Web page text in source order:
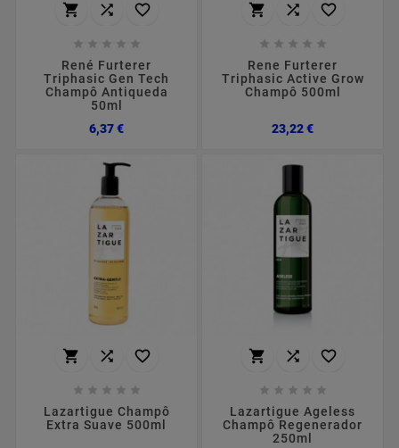
  
    
René Furterer
Triphasic Gen Tech
Champô Antiqueda
50ml
6,37 €Preço
  
    
Rene Furterer
Triphasic Active Grow
Champô 500ml
23,22 €Preço
  
    
Lazartigue Champô
Extra Suave 500ml
  
    
Lazartigue Ageless
Champô Regenerador
250ml